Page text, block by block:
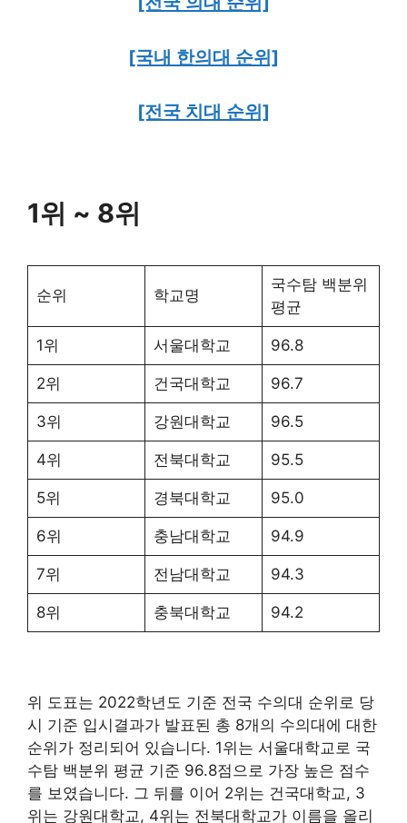
[국내 한의대 순위]
[전국 치대 순위]
1위 ~ 8위
순위 학교명
국수탐 백분위
평균
1위 서울대학교 96.8
2위 건국대학교 96.7
3위 강원대학교 96.5
4위 전북대학교 95.5
5위 경북대학교 95.0
6위 충남대학교 94.9
7위 전남대학교 94.3
8위 충북대학교 94.2
위 도표는 2022학년도 기준 전국 수의대 순위로 당
시 기준 입시결과가 발표된 총 8개의 수의대에 대한
순위가 정리되어 있습니다. 1위는 서울대학교로 국
수탐 백분위 평균 기준 96.8점으로 가장 높은 점수
를 보였습니다. 그 뒤를 이어 2위는 건국대학교, 3
위는 강원대학교, 4위는 전북대학교가 이름을 올리